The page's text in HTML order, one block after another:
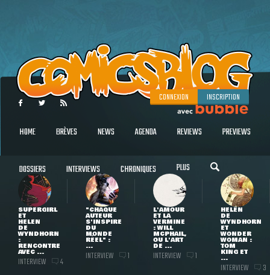
CONNEXION INSCRIPTION
HOME BRÈVES NEWS AGENDA REVIEWS PREVIEWS
DOSSIERS INTERVIEWS CHRONIQUES PLUS
SUPERGIRL
ET
HELEN
DE
WYNDHORN
:
RENCONTRE
AVEC ...
INTERVIEW 4
"CHAQUE
AUTEUR
S'INSPIRE
DU
MONDE
RÉEL" :
...
INTERVIEW 1
L'AMOUR
ET LA
VERMINE
: WILL
MCPHAIL,
OU L'ART
DE ...
INTERVIEW 1
HELEN
DE
WYNDHORN
ET
WONDER
WOMAN :
TOM
KING ET
...
INTERVIEW 3